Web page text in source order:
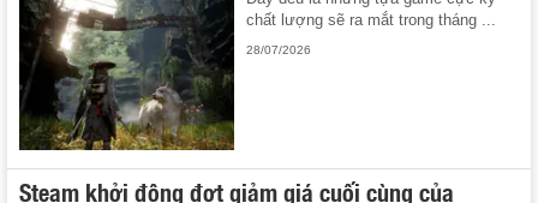
chất lượng sẽ ra mắt trong tháng ...
28/07/2026
Steam khởi động đợt giảm giá cuối cùng của